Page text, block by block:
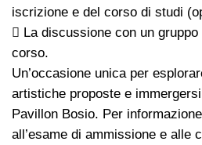
iscrizione e del corso di studi
 La discussione con un
corso.
Un’occasione unica per
artistiche proposte e
Pavillon Bosio. Per
all’esame di ammissione e alle